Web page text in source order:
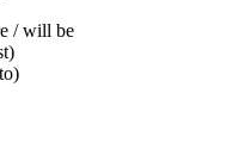
/ will be